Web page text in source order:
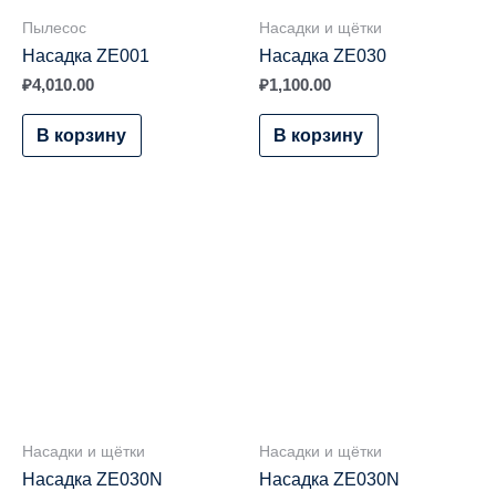
Пылесос
Насадка ZE001
₽4,010.00
В корзину
Насадки и щётки
Насадка ZE030
₽1,100.00
В корзину
Насадки и щётки
Насадка ZE030N
Насадки и щётки
Насадка ZE030N